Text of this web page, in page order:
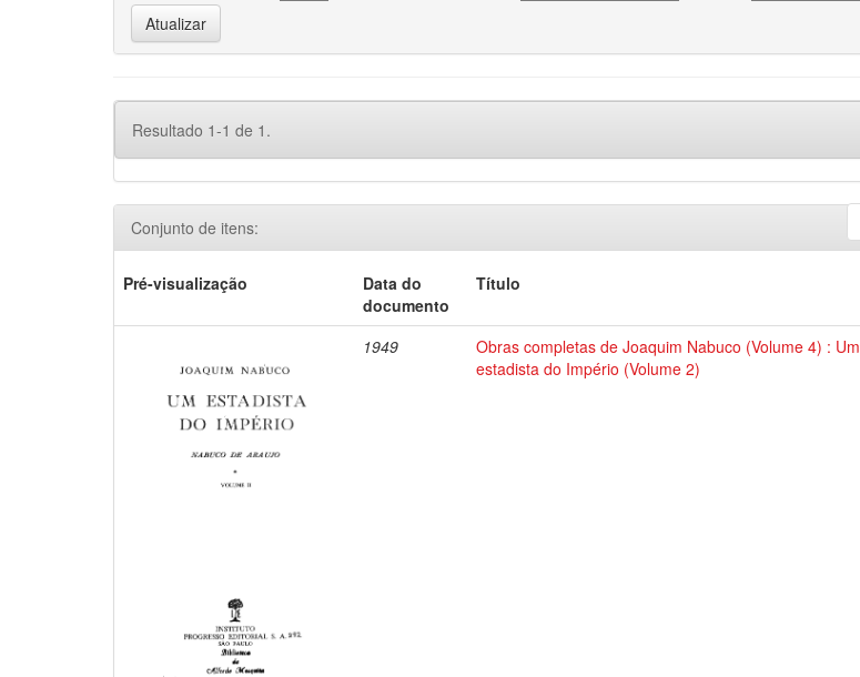
Resultado 1-1 de 1.
Conjunto de itens:
Pré-visualização
Data do
documento
Título
1949
Obras completas de Joaquim Nabuco (Volume 4) : Um
estadista do Império (Volume 2)